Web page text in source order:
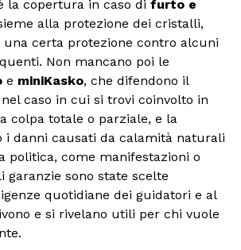
la copertura in caso di furto e
alla protezione dei cristalli,
certa protezione contro alcuni
Non mancano poi le
e miniKasko, che difendono il
caso in cui si trovi coinvolto in
colpa totale o parziale, e la
i danni causati da calamità naturali
politica, come manifestazioni o
garanzie sono state scelte
quotidiane dei guidatori e al
e si rivelano utili per chi vuole